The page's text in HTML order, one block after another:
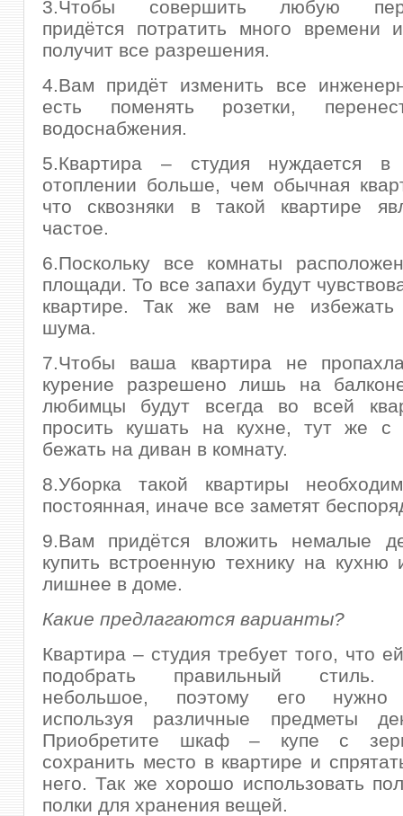
3.Чтобы совершить любую
придётся потратить много времени
получит все разрешения.
4.Вам придёт изменить все
есть поменять розетки,
водоснабжения.
5.Квартира – студия нуждается в
отоплении больше, чем обычная
что сквозняки в такой квартире
частое.
6.Поскольку все комнаты
площади. То все запахи будут
квартире. Так же вам не избежать
шума.
7.Чтобы ваша квартира не
курение разрешено лишь на
любимцы будут всегда во всей
просить кушать на кухне, тут же с
бежать на диван в комнату.
8.Уборка такой квартиры
постоянная, иначе все заметят
9.Вам придётся вложить немалые
купить встроенную технику на кухню
лишнее в доме.
Какие предлагаются варианты?
Квартира – студия требует того, что
подобрать правильный стиль.
небольшое, поэтому его нужно
используя различные предметы
Приобретите шкаф – купе с
сохранить место в квартире и
него. Так же хорошо использовать
полки для хранения вещей.